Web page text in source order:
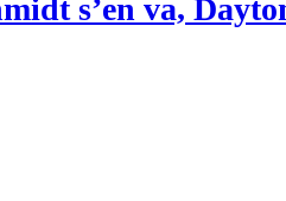
s’en va,